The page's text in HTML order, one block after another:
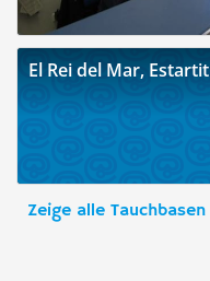
El Rei del Mar, Estartit
Zeige alle Tauchbasen